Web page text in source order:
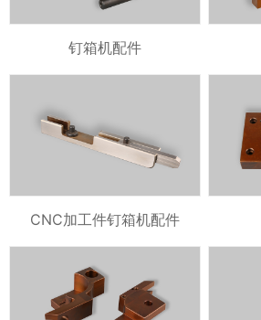
钉箱机配件
CNC加工件钉箱机配件